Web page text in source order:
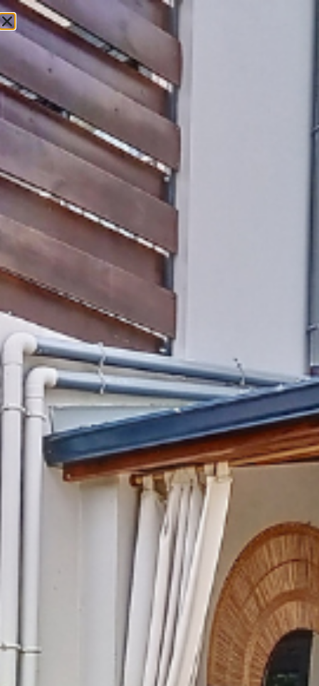
Diffusez votre hébergement sur
Keylodge Holidays
Le Portail de réservation Pëi N°1 à
la Réunion
Sans frais. Sans engagement.
Juste + de clients.
+40 000 visiteurs par mois
Mise en ligne gratuite
+ de visibilité, + de cash